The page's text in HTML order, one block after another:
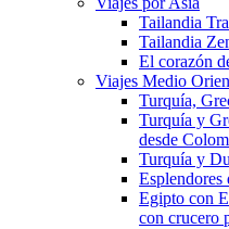
Tailandia
Tailandia
El corazón
Viajes Medio
Turquía,
Turquía y
desde
Turquía y
Esplendores
Egipto con
con crucero